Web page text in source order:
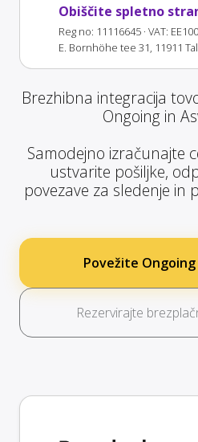
Obiščite spletno
Reg no: 11116645 · VAT:
E. Bornhöhe tee 31, 11911
Brezhibna integracija
Ongoing in
Samodejno izračunajte
ustvarite pošiljke,
povezave za sledenje in
Povežite Ongoing
Rezervirajte